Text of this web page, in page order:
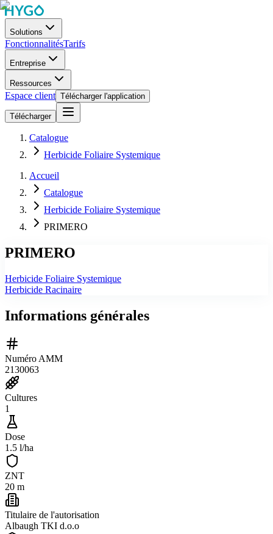
Solutions
FonctionnalitésTarifs
Entreprise
Ressources
Espace client Télécharger l'application
Télécharger
Catalogue
Herbicide Foliaire Systemique
Accueil
Catalogue
Herbicide Foliaire Systemique
PRIMERO
PRIMERO
Herbicide Foliaire Systemique
Herbicide Racinaire
Informations générales
Numéro AMM
2130063
Cultures
1
Dose
1.5 l/ha
ZNT
20 m
Titulaire de l'autorisation
Albaugh TKI d.o.o